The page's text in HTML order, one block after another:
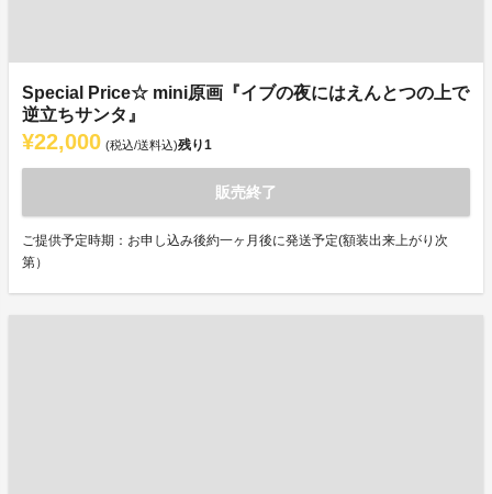
Special Price☆ mini原画『イブの夜にはえんとつの上で
逆立ちサンタ』
¥22,000 (税込/送料込)残り1
販売終了
ご提供予定時期：お申し込み後約一ヶ月後に発送予定(額装出来上がり次
第）